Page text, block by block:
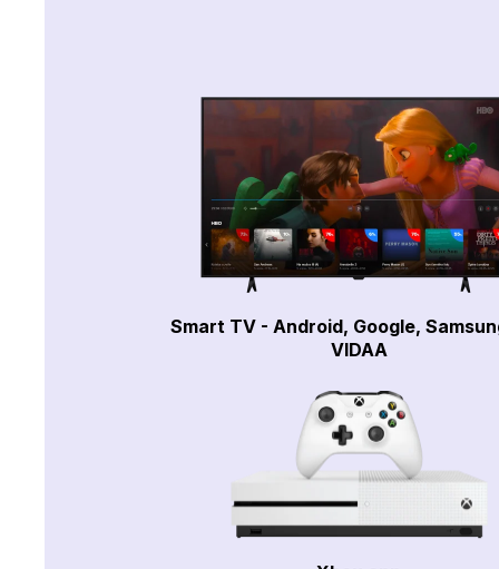
Smart TV - Android, Google,
VIDAA